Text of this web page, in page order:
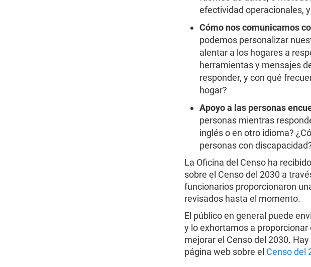
efectividad operacionales,
Cómo nos comunicamos
podemos personalizar
alentar a los hogares a
herramientas y mensajes
responder, y con qué
hogar?
Apoyo a las personas
personas mientras
inglés o en otro idioma?
personas con
La Oficina del Censo ha
sobre el Censo del 2030 a
funcionarios proporcionaron
revisados hasta el momento.
El público en general puede
y lo exhortamos a
mejorar el Censo del 2030.
página web sobre el Censo del